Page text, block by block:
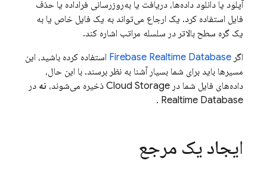
آپلود یا دانلود داده‌ها، دریافت یا به‌روزرسانی فراداده یا حذف
فایل استفاده کرد. یک ارجاع می‌تواند به یک فایل خاص یا به
یک گره سطح بالاتر در سلسله مراتب اشاره کند.
اگر Firebase Realtime Database استفاده کرده باشید، این
مسیرها باید برای شما بسیار آشنا به نظر برسند. با این حال،
داده‌های فایل شما در Cloud Storage ذخیره می‌شوند، نه در
Realtime Database
.
ایجاد یک مرجع